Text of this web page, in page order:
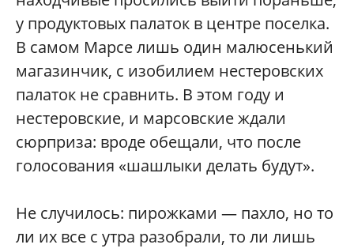
у продуктовых палаток в центре поселка.
В самом Марсе лишь один малюсенький
магазинчик, с изобилием нестеровских
палаток не сравнить. В этом году и
нестеровские, и марсовские ждали
сюрприза: вроде обещали, что после
голосования «шашлыки делать будут».
Не случилось: пирожками — пахло, но то
ли их все с утра разобрали, то ли лишь